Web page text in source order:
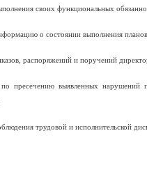
своих функциональных
о состоянии выполнения планов
распоряжений и поручений
пресечению выявленных нарушений
трудовой и исполнительской